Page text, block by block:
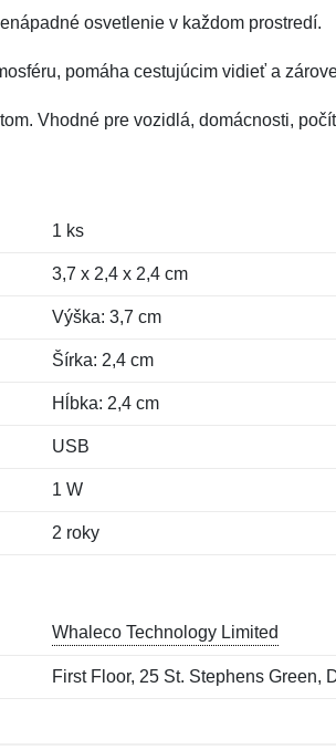
osvetlenie v každom prostredí.
pomáha cestujúcim vidieť a
Vhodné pre vozidlá, domácnosti,
1 ks
3,7 x 2,4 x 2,4 cm
Výška: 3,7 cm
Šírka: 2,4 cm
Hĺbka: 2,4 cm
USB
1 W
2 roky
Whaleco Technology Limited
First Floor, 25 St. Stephens Green,